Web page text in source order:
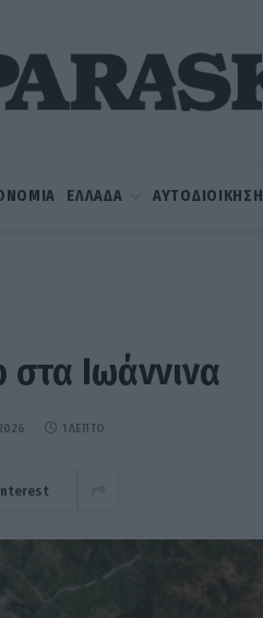
ΕΛΛΑΔΑ ΑΥΤΟΔΙΟΙΚΗΣΗ
στα Ιωάννινα
1 ΛΕΠΤΌ